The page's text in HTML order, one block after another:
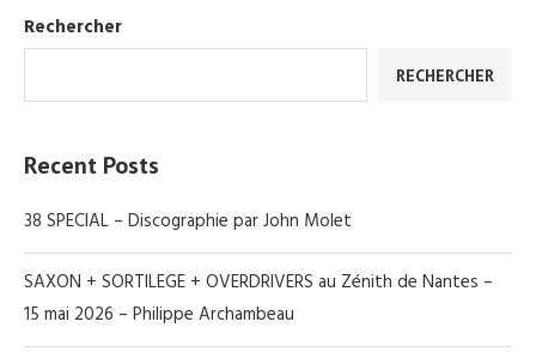
Rechercher
RECHERCHER
Recent Posts
38 SPECIAL – Discographie par John Molet
SAXON + SORTILEGE + OVERDRIVERS au Zénith de Nantes –
15 mai 2026 – Philippe Archambeau